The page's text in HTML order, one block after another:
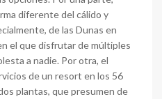
diferente del cálido y
de las Dunas en
el que disfrutar de múltiples
a nadie. Por otra, el
de un resort en los 56
plantas, que presumen de